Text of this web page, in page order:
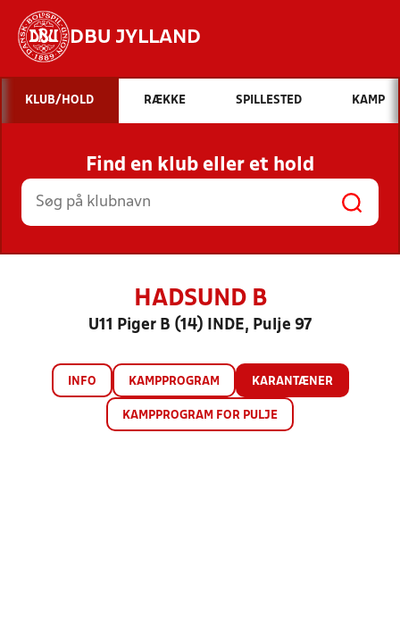
DBU JYLLAND
Hvad vil du søge efter?
INDHOLD OG NYHEDER
STILLINGER, RESULTATER, KLUBBER OG
HOLD
KLUB/HOLD RÆKKE SPILLESTED KAMP
Find en klub eller et hold
HADSUND B
U11 Piger B (14) INDE, Pulje 97
INFO KAMPPROGRAM KARANTÆNER
KAMPPROGRAM FOR PULJE